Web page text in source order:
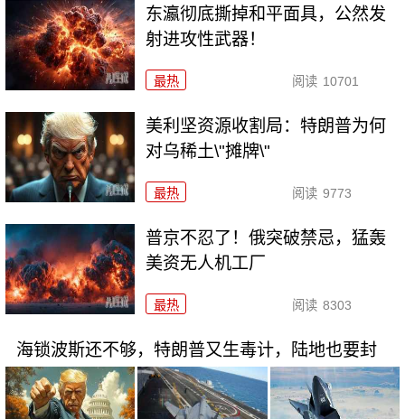
东瀛彻底撕掉和平面具，公然发
射进攻性武器！
最热 阅读 10701
美利坚资源收割局：特朗普为何
对乌稀土\"摊牌\"
最热 阅读 9773
普京不忍了！俄突破禁忌，猛轰
美资无人机工厂
最热 阅读 8303
海锁波斯还不够，特朗普又生毒计，陆地也要封